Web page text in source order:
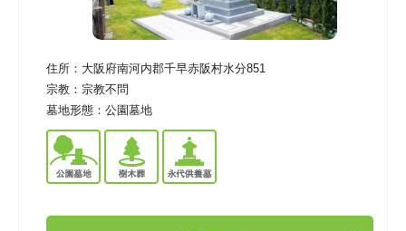
住所： 大阪府南河内郡千早赤阪村水分851
宗教： 宗教不問
墓地形態： 公園墓地